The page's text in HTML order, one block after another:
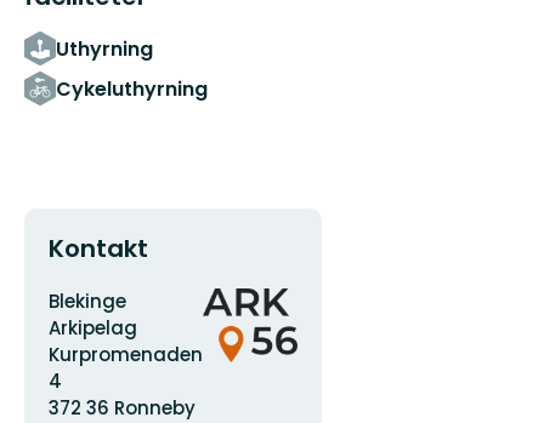
Uthyrning
Cykeluthyrning
Kontakt
Adress
Blekinge
Arkipelag
Kurpromenaden
4
372 36 Ronneby
Organisationens
logotyp